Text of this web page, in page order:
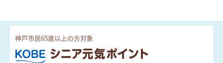
神戸市民65歳以上の方対象